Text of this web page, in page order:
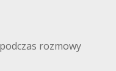
rozmowy